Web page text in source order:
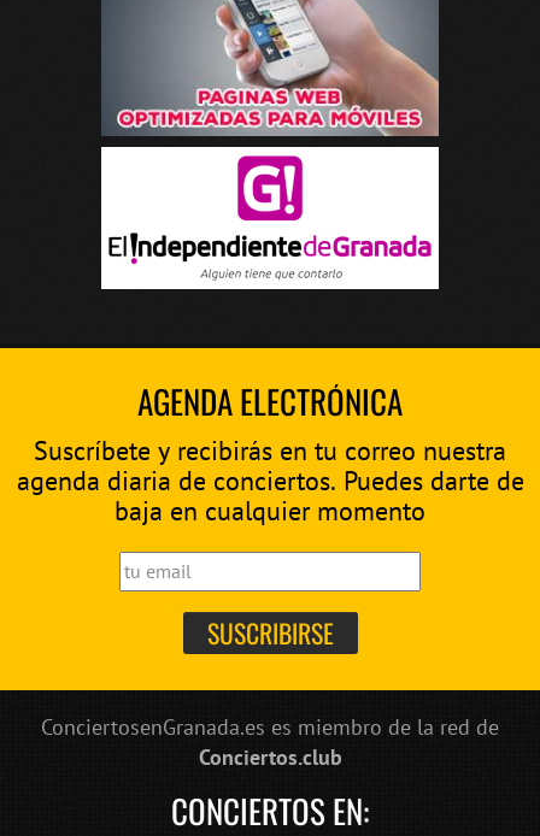
AGENDA ELECTRÓNICA
Suscríbete y recibirás en tu correo nuestra
agenda diaria de conciertos. Puedes darte de
baja en cualquier momento
ConciertosenGranada.es es miembro de la red de
Conciertos.club
CONCIERTOS EN: